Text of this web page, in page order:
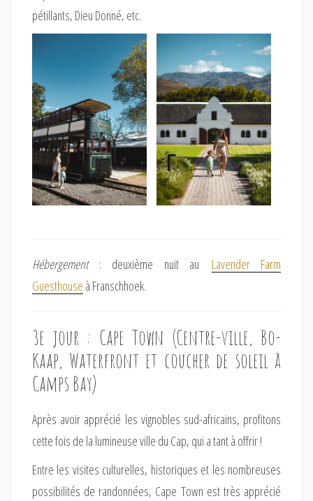
pétillants, Dieu Donné, etc.
Hébergement: deuxième nuit au Lavender Farm
Guesthouse à Franschhoek.
3e jour : Cape Town (Centre-ville, Bo-
Kaap, Waterfront et coucher de soleil à
Camps Bay)
Après avoir apprécié les vignobles sud-africains, profitons
cette fois de la lumineuse ville du Cap, qui a tant à offrir !
Entre les visites culturelles, historiques et les nombreuses
possibilités de randonnées, Cape Town est très apprécié